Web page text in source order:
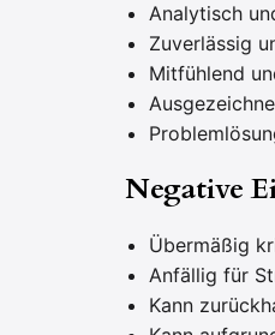
Analytisch
Zuverlässig
Mitfühlend
Negative
Übermäßig
Anfällig für
Kann